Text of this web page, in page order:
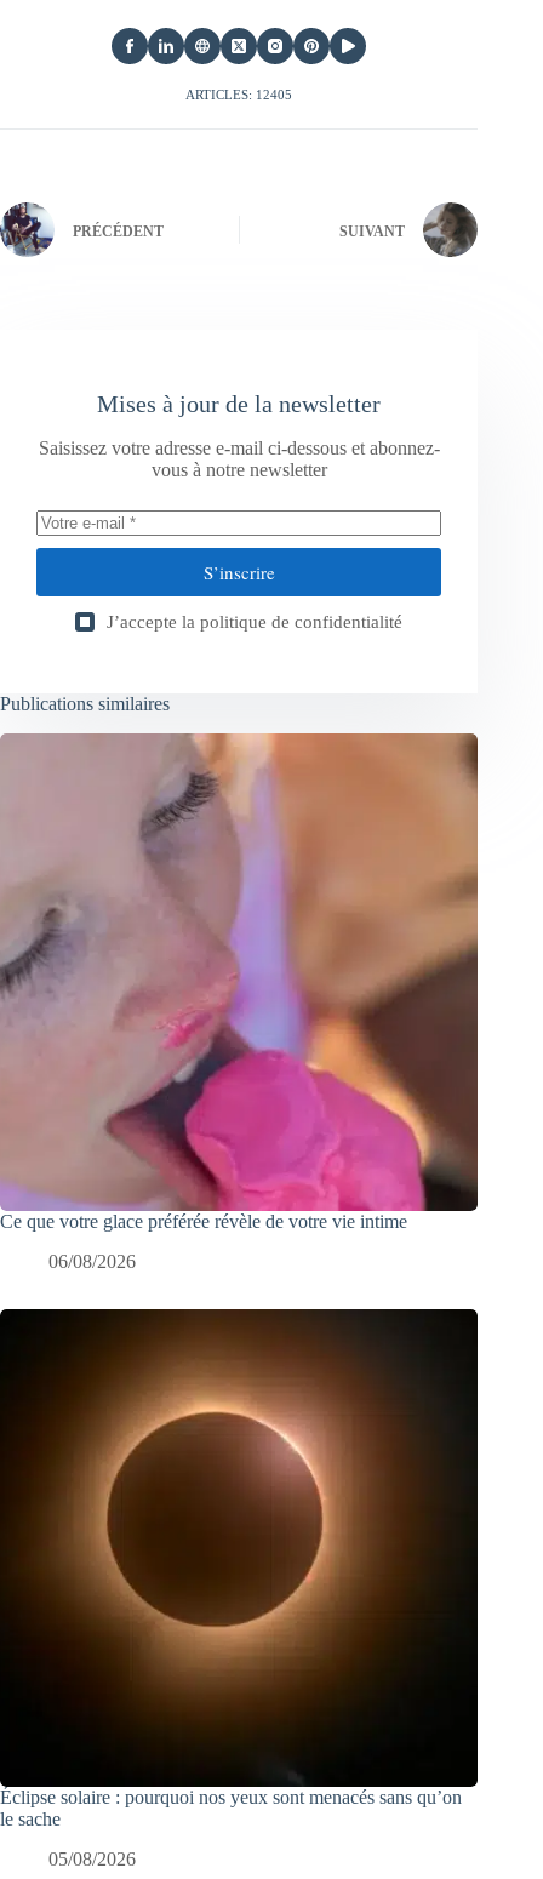
ARTICLES: 12405
PRÉCÉDENT SUIVANT
Mises à jour de la newsletter
Saisissez votre adresse e-mail ci-dessous et abonnez-
vous à notre newsletter
S’inscrire
J’accepte la politique de confidentialité
Publications similaires
Ce que votre glace préférée révèle de votre vie intime
06/08/2026
Éclipse solaire : pourquoi nos yeux sont menacés sans qu’on
le sache
05/08/2026